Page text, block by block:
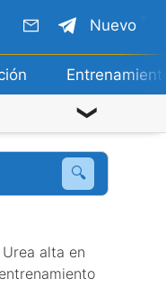
Nuevo
🔍
Urea alta en